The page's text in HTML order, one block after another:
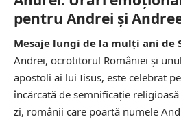
pentru Andrei și
Mesaje lungi de la mulți ani de
Andrei, ocrotitorul României și
apostoli ai lui Iisus, este celebrat
încărcată de semnificație
zi, românii care poartă numele